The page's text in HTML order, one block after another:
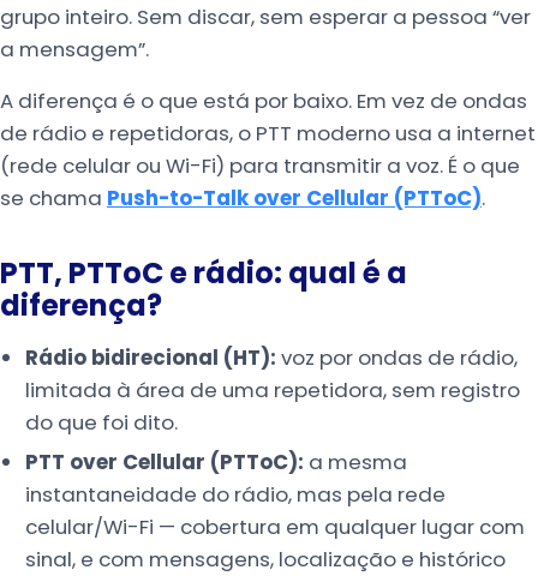
grupo inteiro. Sem discar, sem esperar a pessoa “ver
a mensagem”.
A diferença é o que está por baixo. Em vez de ondas
de rádio e repetidoras, o PTT moderno usa a internet
(rede celular ou Wi-Fi) para transmitir a voz. É o que
se chama Push-to-Talk over Cellular (PTToC).
PTT, PTToC e rádio: qual é a
diferença?
Rádio bidirecional (HT): voz por ondas de rádio,
limitada à área de uma repetidora, sem registro
do que foi dito.
PTT over Cellular (PTToC): a mesma
instantaneidade do rádio, mas pela rede
celular/Wi-Fi — cobertura em qualquer lugar com
sinal, e com mensagens, localização e histórico